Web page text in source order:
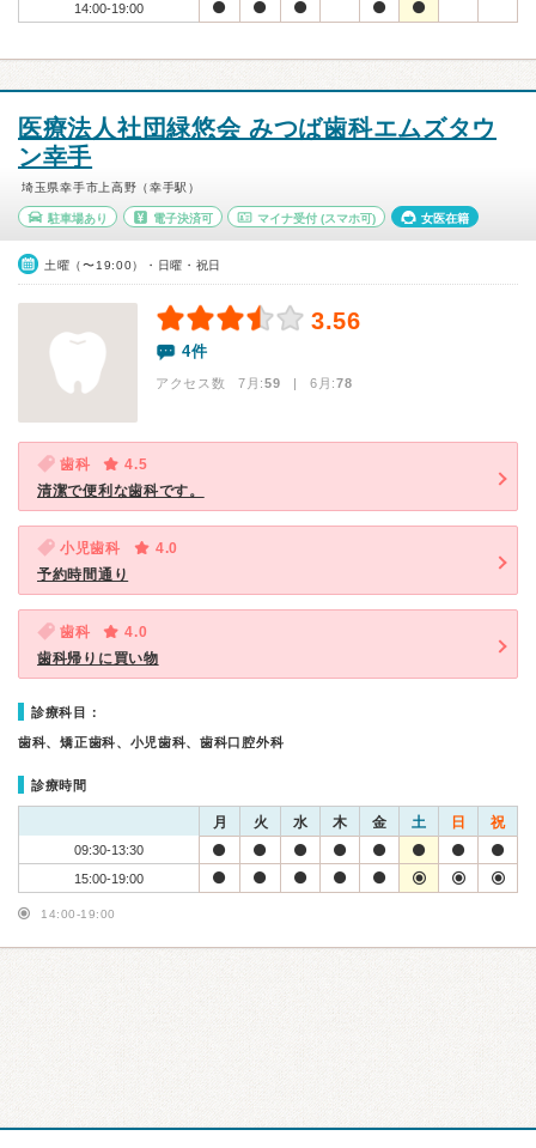
14:00-19:00
医療法人社団緑悠会 みつば歯科エムズタウ
ン幸手
埼玉県幸手市上高野（幸手駅）
駐車場あり 電子決済可 マイナ受付 (スマホ可) 女医在籍
土曜（〜19:00）・日曜・祝日
3.56
4件
アクセス数 7月:59 | 6月:78
歯科
4.5
清潔で便利な歯科です。
小児歯科
4.0
予約時間通り
歯科
4.0
歯科帰りに買い物
診療科目：
歯科、矯正歯科、小児歯科、歯科口腔外科
診療時間
月 火 水 木 金 土 日 祝
09:30-13:30
15:00-19:00
14:00-19:00